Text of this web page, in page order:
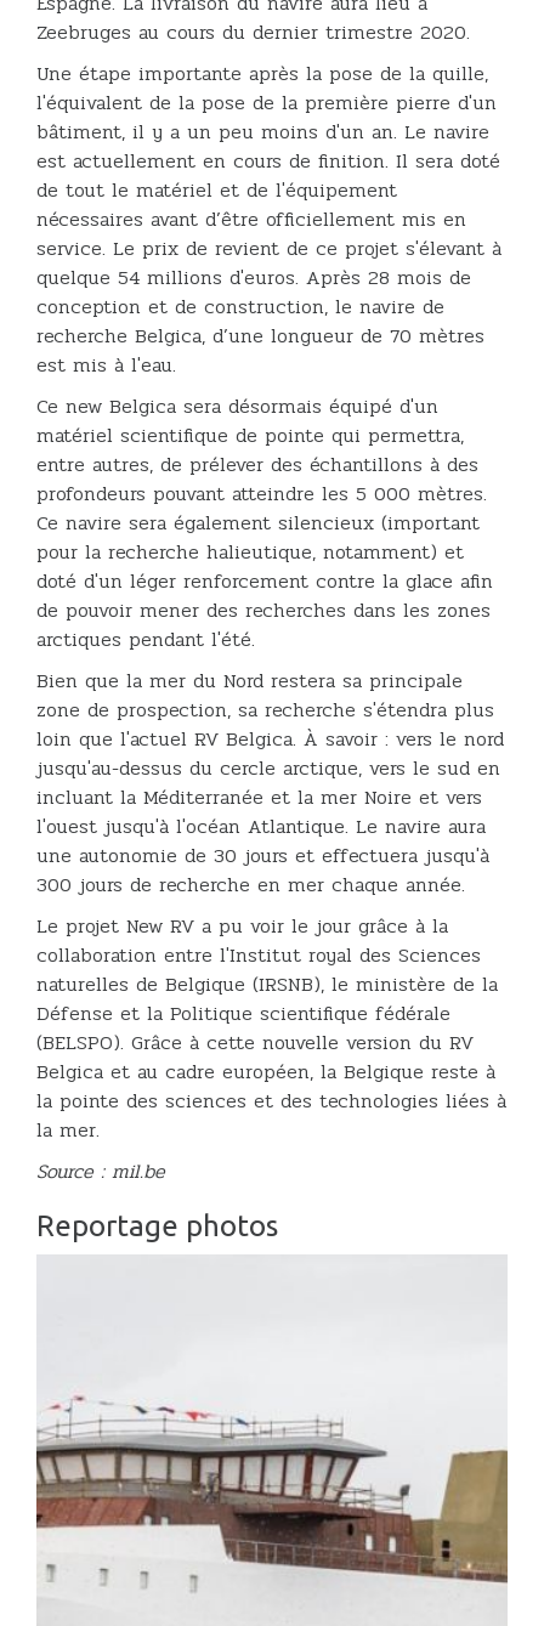
Zeebruges au cours du dernier trimestre 2020.
Une étape importante après la pose de la quille,
l'équivalent de la pose de la première pierre d'un
bâtiment, il y a un peu moins d'un an. Le navire
est actuellement en cours de finition. Il sera doté
de tout le matériel et de l'équipement
nécessaires avant d’être officiellement mis en
service. Le prix de revient de ce projet s'élevant à
quelque 54 millions d'euros. Après 28 mois de
conception et de construction, le navire de
recherche Belgica, d’une longueur de 70 mètres
est mis à l'eau.
Ce new Belgica sera désormais équipé d'un
matériel scientifique de pointe qui permettra,
entre autres, de prélever des échantillons à des
profondeurs pouvant atteindre les 5 000 mètres.
Ce navire sera également silencieux (important
pour la recherche halieutique, notamment) et
doté d'un léger renforcement contre la glace afin
de pouvoir mener des recherches dans les zones
arctiques pendant l'été.
Bien que la mer du Nord restera sa principale
zone de prospection, sa recherche s'étendra plus
loin que l'actuel RV Belgica. À savoir : vers le nord
jusqu'au-dessus du cercle arctique, vers le sud en
incluant la Méditerranée et la mer Noire et vers
l'ouest jusqu'à l'océan Atlantique. Le navire aura
une autonomie de 30 jours et effectuera jusqu'à
300 jours de recherche en mer chaque année.
Le projet New RV a pu voir le jour grâce à la
collaboration entre l'Institut royal des Sciences
naturelles de Belgique (IRSNB), le ministère de la
Défense et la Politique scientifique fédérale
(BELSPO). Grâce à cette nouvelle version du RV
Belgica et au cadre européen, la Belgique reste à
la pointe des sciences et des technologies liées à
la mer.
Source : mil.be
Reportage photos